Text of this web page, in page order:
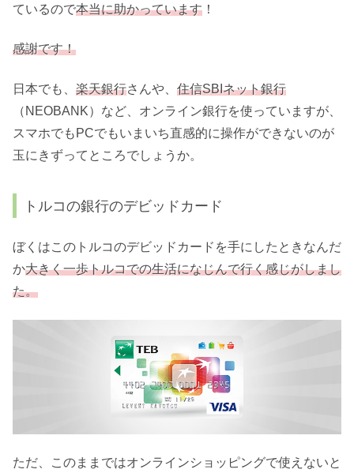
ているので本当に助かっています ！
感謝です！
日本でも、 楽天銀行さんや、 住信SBIネット銀行
（NEOBANK）など、オンライン銀行を使っていますが、
スマホでもPCでもいまいち直感的に操作ができないのが
玉にきずってところでしょうか。
トルコの銀行のデビッドカード
ぼくはこのトルコのデビッドカードを手にしたときなんだ
か大きく一歩トルコでの生活になじんで行く感じがしまし
た。
ただ、このままではオンラインショッピングで使えないと